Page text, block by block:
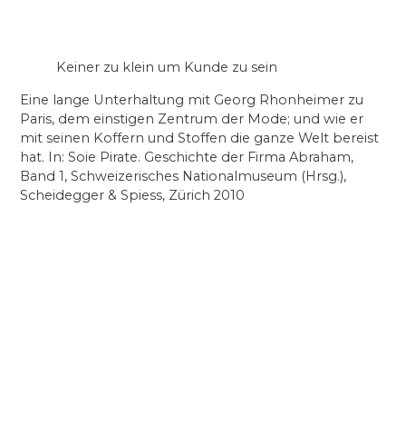
Keiner zu klein um Kunde zu sein
Eine lange Unterhaltung mit Georg Rhonheimer zu
Paris, dem einstigen Zentrum der Mode; und wie er
mit seinen Koffern und Stoffen die ganze Welt bereist
hat. In: Soie Pirate. Geschichte der Firma Abraham,
Band 1, Schweizerisches Nationalmuseum (Hrsg.),
Scheidegger & Spiess, Zürich 2010